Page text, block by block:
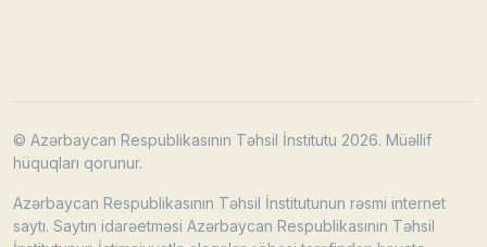
© Azərbaycan Respublikasının Təhsil İnstitutu 2026. Müəllif
hüquqları qorunur.
Azərbaycan Respublikasının Təhsil İnstitutunun rəsmi internet
saytı. Saytın idarəetməsi Azərbaycan Respublikasının Təhsil